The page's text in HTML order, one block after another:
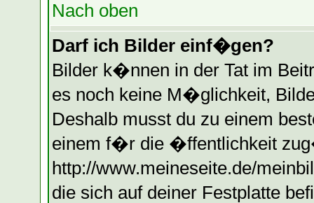
Nach oben
Darf ich Bilder einf�gen?
Bilder k�nnen in der Tat im
es noch keine M�glichkeit,
Deshalb musst du zu einem
einem f�r die �ffentlichkeit
http://www.meineseite.de/
die sich auf deiner Festplatte